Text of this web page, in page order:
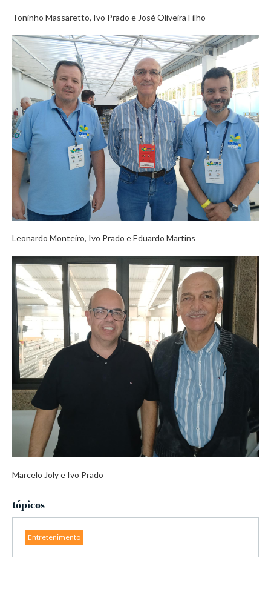
Toninho Massaretto, Ivo Prado e José Oliveira Filho
Leonardo Monteiro, Ivo Prado e Eduardo Martins
Marcelo Joly e Ivo Prado
tópicos
Entretenimento